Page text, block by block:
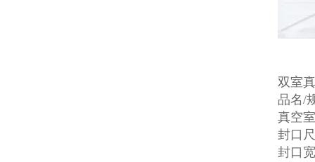
双室
品名/
真空
封口
封口